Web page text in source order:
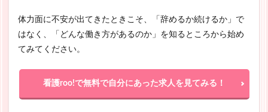
体力面に不安が出てきたときこそ、「辞めるか続けるか」で
はなく、「どんな働き方があるのか」を知るところから始め
てみてください。
看護roo!で無料で自分にあった求人を見てみる！